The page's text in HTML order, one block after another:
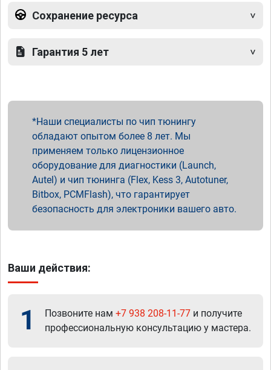
Сохранение ресурса
Гарантия 5 лет
Наши специалисты по чип тюнингу
обладают опытом более 8 лет. Мы
применяем только лицензионное
оборудование для диагностики (Launch,
Autel) и чип тюнинга (Flex, Kess 3, Autotuner,
Bitbox, PCMFlash), что гарантирует
безопасность для электроники вашего авто.
Ваши действия:
1 Позвоните нам +7 938 208-11-77 и получите
профессиональную консультацию у мастера.